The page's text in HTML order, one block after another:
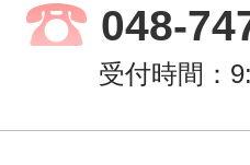
048-
受付時間：